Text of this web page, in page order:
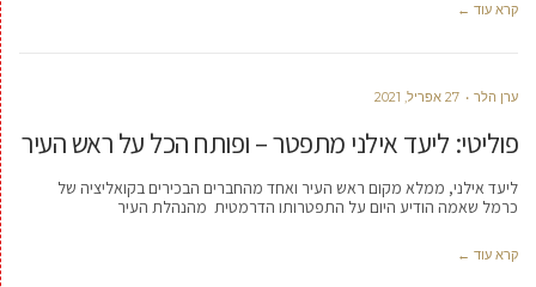
קרא עוד ←
ערן הלר 27 אפריל, 2021
פוליטי: ליעד אילני מתפטר – ופותח הכל על ראש העיר
ליעד אילני, ממלא מקום ראש העיר ואחד מהחברים הבכירים בקואליציה של
כרמל שאמה הודיע היום על התפטרותו הדרמטית מהנהלת העיר
קרא עוד ←